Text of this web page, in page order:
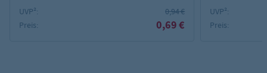
UVP²:
0,94 €
Preis:
0,69 €
UVP²:
Preis: